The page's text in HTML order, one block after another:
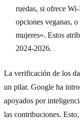
ruedas, si ofrece
opciones veganas,
mujeres». Estos
2024-2026.
La verificación de los
un pilar. Google ha
apoyados por
las contribuciones.